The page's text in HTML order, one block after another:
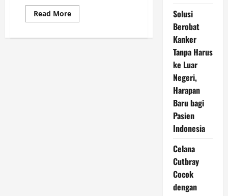
Read MoreRead
more
Adhanom
Solusi
Berobat
Kanker
Tanpa Harus
ke Luar
Negeri,
Harapan
Baru bagi
Pasien
Indonesia
Celana
Cutbray
Cocok
dengan